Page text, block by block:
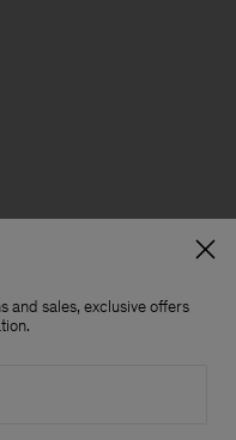
and sales, exclusive offers